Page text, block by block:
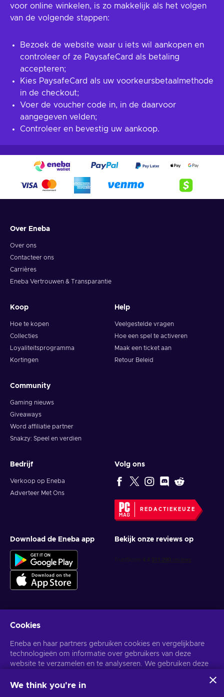
voor online winkelen, is zo makkelijk als het volgen
van de volgende stappen:
Bezoek de website waar u iets wil aankopen en
controleer of ze PaysafeCard als betaling
accepteren;
Kies PaysafeCard als uw voorkeursbetaalmethode
in de checkout;
Voer de voucher code in, in de daarvoor
aangegeven velden;
Controleer en bevestig uw aankoop.
Over Eneba
Over ons
Contacteer ons
Carrières
Eneba Vertrouwen & Transparantie
Koop
Hoe te kopen
Collecties
Loyaliteitsprogramma
Kortingen
Help
Veelgestelde vragen
Hoe een spel te activeren
Maak een ticket aan
Retour Beleid
Community
Gaming nieuws
Giveaways
Word affiliatie partner
Snakzy: Speel en verdien
Bedrijf
Verkoop op Eneba
Adverteer Met Ons
Volg ons
REDACTIEKEUZE
Download de Eneba app Bekijk onze reviews op
Krijg gepersonaliseerde gameaanbiedingen
Abonneer
U kunt zich op elk gewenst moment afmelden. Bezoek dePrivacy
Cookies
Eneba en haar partners gebruiken cookies en vergelijkbare
technologieën om informatie over gebruikers van deze
website te verzamelen en te analyseren. We gebruiken deze
de site te verbeteren. Uw persoonlijke gegevens kunnen ook
We think you're in